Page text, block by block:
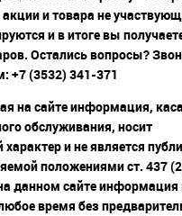
и товара не
и в итоге вы
Остались вопросы?
+7 (3532) 341-371
на сайте информация,
обслуживания, носит
и не является
положениями ст. 437
данном сайте
время без